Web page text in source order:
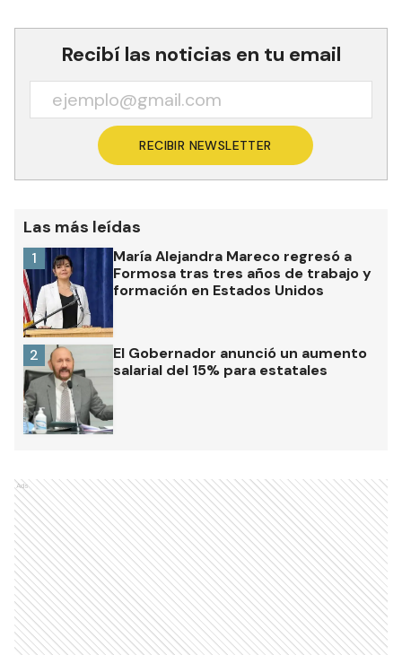
Recibí las noticias en tu email
RECIBIR NEWSLETTER
Las más leídas
María Alejandra Mareco regresó a
Formosa tras tres años de trabajo y
formación en Estados Unidos
1
El Gobernador anunció un aumento
salarial del 15% para estatales
2
Ads